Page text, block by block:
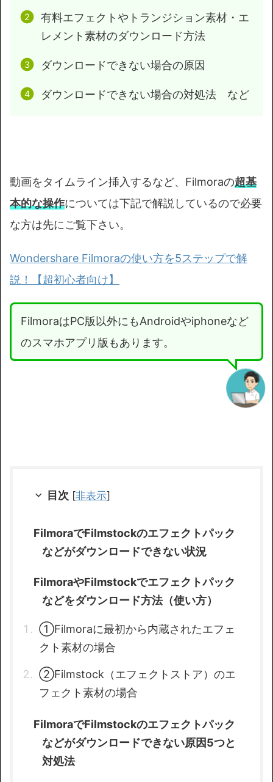
有料エフェクトやトランジション素材・エ
レメント素材のダウンロード方法
ダウンロードできない場合の原因
ダウンロードできない場合の対処法 など
動画をタイムライン挿入するなど、Filmoraの超基
本的な操作については下記で解説しているので必要
な方は先にご覧下さい。
Wondershare Filmoraの使い方を5ステップで解
説！【超初心者向け】
FilmoraはPC版以外にもAndroidやiphoneなど
のスマホアプリ版もあります。
目次 [非表示]
FilmoraでFilmstockのエフェクトパック
などがダウンロードできない状況
FilmoraやFilmstockでエフェクトパック
などをダウンロード方法（使い方）
①Filmoraに最初から内蔵されたエフェ
クト素材の場合
②Filmstock（エフェクトストア）のエ
フェクト素材の場合
FilmoraでFilmstockのエフェクトパック
などがダウンロードできない原因5つと
対処法